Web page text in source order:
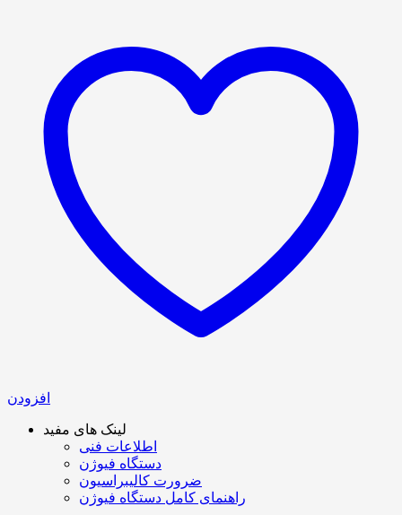
افزودن
لینک های مفید
اطلاعات فنی
دستگاه فیوژن
ضرورت کالیبراسیون
راهنمای کامل دستگاه فیوژن